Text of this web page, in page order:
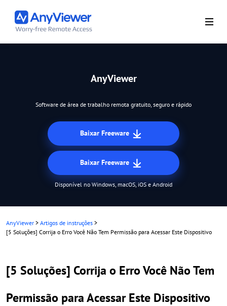
AnyViewer
Software de área de trabalho remota gratuito, seguro e rápido
Baixar Freeware
Baixar Freeware
Disponível no Windows, macOS, iOS e Android
AnyViewer > Artigos de instruções >
[5 Soluções] Corrija o Erro Você Não Tem Permissão para Acessar Este Dispositivo
[5 Soluções] Corrija o Erro Você Não Tem
Permissão para Acessar Este Dispositivo